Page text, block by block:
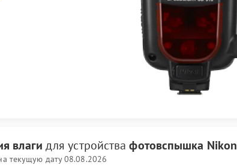
влаги для устройствафотовспышка Nikon
текущую дату 08.08.2026